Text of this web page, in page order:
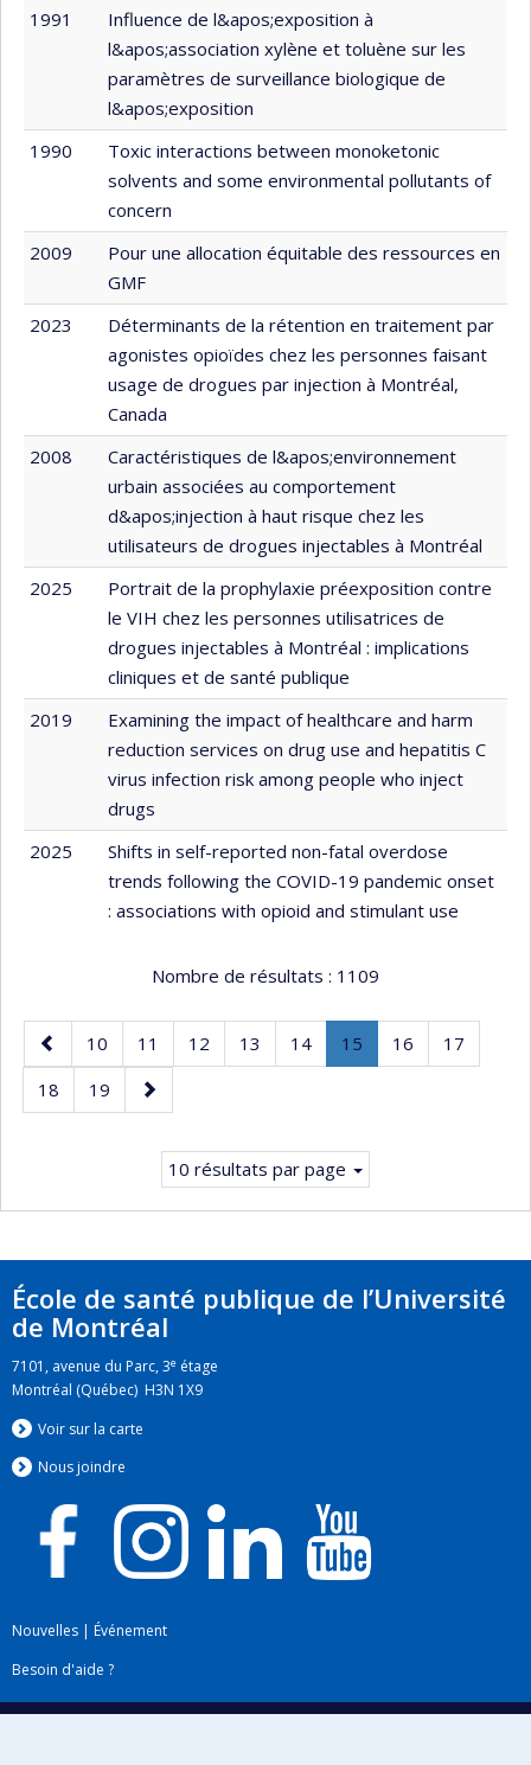
1991
Influence de l&apos;exposition à
l&apos;association xylène et toluène sur les
paramètres de surveillance biologique de
l&apos;exposition
1990
Toxic interactions between monoketonic
solvents and some environmental pollutants of
concern
2009
Pour une allocation équitable des ressources en
GMF
2023
Déterminants de la rétention en traitement par
agonistes opioïdes chez les personnes faisant
usage de drogues par injection à Montréal,
Canada
2008
Caractéristiques de l&apos;environnement
urbain associées au comportement
d&apos;injection à haut risque chez les
utilisateurs de drogues injectables à Montréal
2025
Portrait de la prophylaxie préexposition contre
le VIH chez les personnes utilisatrices de
drogues injectables à Montréal : implications
cliniques et de santé publique
2019
Examining the impact of healthcare and harm
reduction services on drug use and hepatitis C
virus infection risk among people who inject
drugs
2025
Shifts in self-reported non-fatal overdose
trends following the COVID-19 pandemic onset
: associations with opioid and stimulant use
Nombre de résultats : 1109
Page
précédente
Page
10 Page
11 Page
12 Page
13 Page
14 Page
15
Page
Page
16 Page
17
Page
18 Page
19
Page
suivante
10 résultats par page
École de santé publique de l’Université
de Montréal
7101, avenue du Parc, 3e étage
Montréal (Québec) H3N 1X9
Voir sur la carte
Nous joindre
Nouvelles | Événement
Besoin d'aide ?
Plan du site|Accessibilité